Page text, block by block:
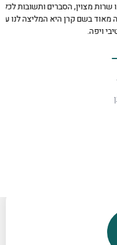
השאלות מנציגה
פיתרון להד בחלל